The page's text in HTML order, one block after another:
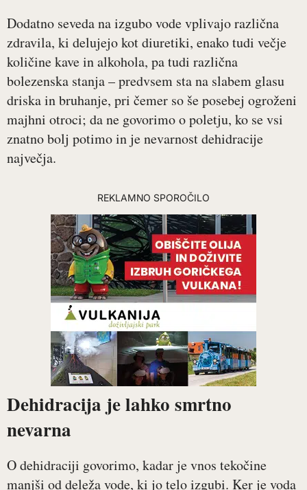
Dodatno seveda na izgubo vode vplivajo različna
zdravila, ki delujejo kot diuretiki, enako tudi večje
količine kave in alkohola, pa tudi različna
bolezenska stanja – predvsem sta na slabem glasu
driska in bruhanje, pri čemer so še posebej ogroženi
majhni otroci; da ne govorimo o poletju, ko se vsi
znatno bolj potimo in je nevarnost dehidracije
največja.
REKLAMNO SPOROČILO
Dehidracija je lahko smrtno
nevarna
O dehidraciji govorimo, kadar je vnos tekočine
manjši od deleža vode, ki jo telo izgubi. Ker je voda